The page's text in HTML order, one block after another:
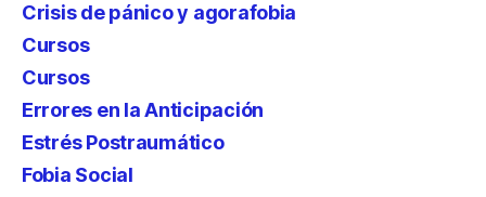
Crisis de pánico y agorafobia
Cursos
Cursos
Errores en la Anticipación
Estrés Postraumático
Fobia Social